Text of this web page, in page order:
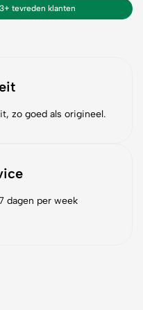
tevreden klanten
zo goed als origineel.
dagen per week